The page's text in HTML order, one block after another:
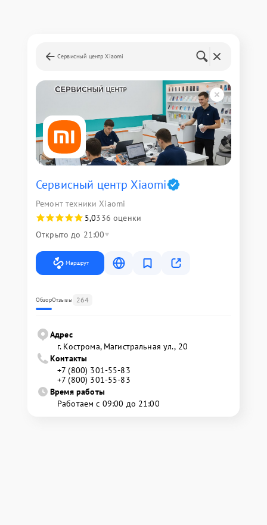
Сервисный центр Xiaomi
Сервисный центр Xiaomi
Ремонт техники Xiaomi
5,0336 оценки
Открыто до 21:00
Маршрут
ОбзорОтзывы 264
Адрес
г. Кострома, Магистральная ул., 20
Контакты
+7 (800) 301-55-83
+7 (800) 301-55-83
Время работы
Работаем с 09:00 до 21:00